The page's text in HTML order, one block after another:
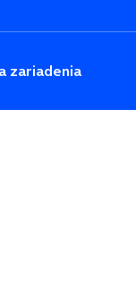
zariadenia